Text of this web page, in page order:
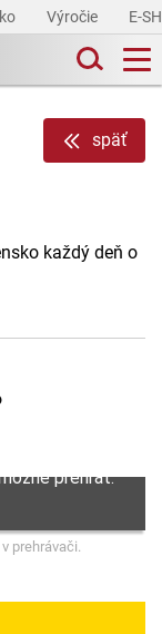
Výročie E-
späť
každý deň o
v prehrávači.